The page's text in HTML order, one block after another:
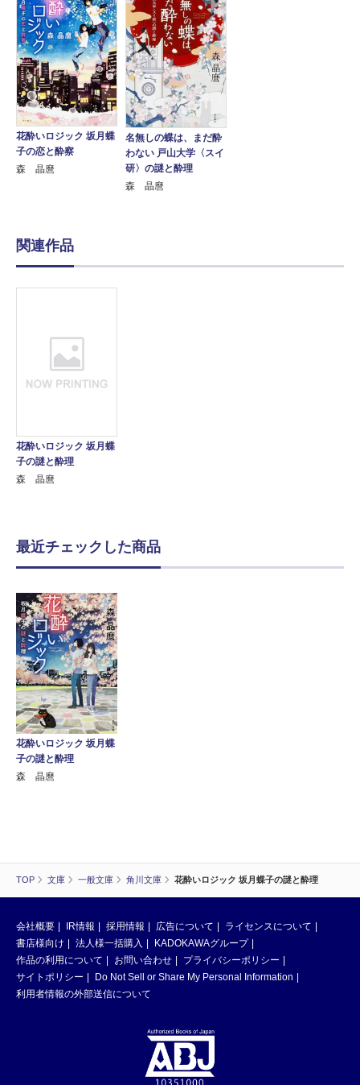
TOP 文庫 一般文庫 角川文庫 花酔いロジック 坂月蝶子の謎と酔理
花酔いロジック 坂月蝶
子の恋と酔察
森 晶麿
名無しの蝶は、まだ酔
わない 戸山大学〈スイ
研〉の謎と酔理
森 晶麿
関連作品
花酔いロジック 坂月蝶
子の謎と酔理
森 晶麿
最近チェックした商品
花酔いロジック 坂月蝶
子の謎と酔理
森 晶麿
会社概要 IR情報 採用情報 広告について
ライセンスについて
書店様向け
法人様一括購入
KADOKAWAグループ
作品の利用について
お問い合わせ
プライバシーポリシー
サイトポリシー
Do Not Sell or Share My Personal Information
利用者情報の外部送信について